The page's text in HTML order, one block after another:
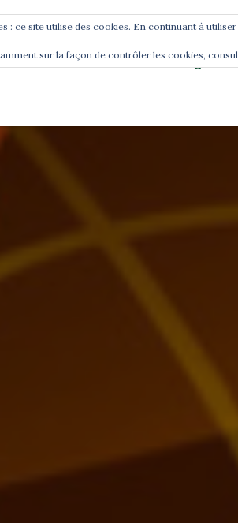
Accueil Commence ici Blog
: ce site utilise des cookies. En continuant à
sur la façon de contrôler les cookies,